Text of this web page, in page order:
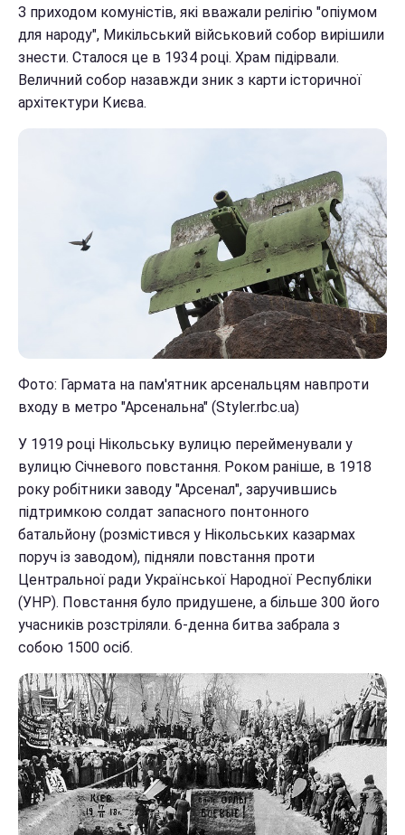
З приходом комуністів, які вважали релігію "опіумом
для народу", Микільський військовий собор вирішили
знести. Сталося це в 1934 році. Храм підірвали.
Величний собор назавжди зник з карти історичної
архітектури Києва.
Фото: Гармата на пам'ятник арсенальцям навпроти
входу в метро "Арсенальна" (Styler.rbc.ua)
У 1919 році Нікольську вулицю перейменували у
вулицю Січневого повстання. Роком раніше, в 1918
року робітники заводу "Арсенал", заручившись
підтримкою солдат запасного понтонного
батальйону (розмістився у Нікольських казармах
поруч із заводом), підняли повстання проти
Центральної ради Української Народної Республіки
(УНР). Повстання було придушене, а більше 300 його
учасників розстріляли. 6-денна битва забрала з
собою 1500 осіб.